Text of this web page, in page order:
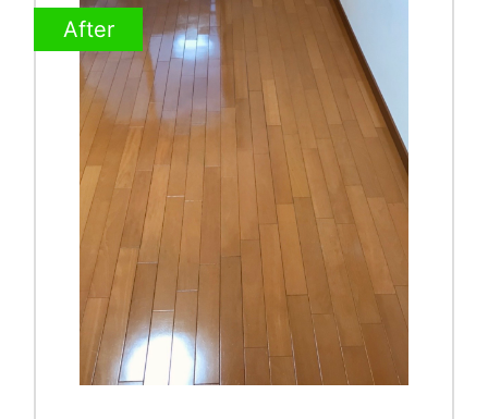
After